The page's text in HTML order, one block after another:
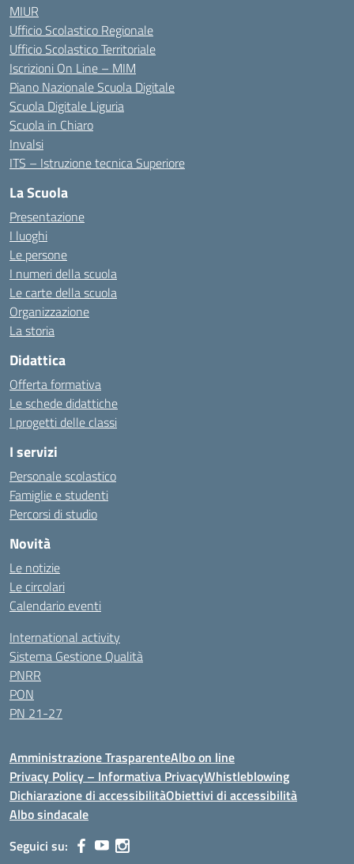
MIUR
Ufficio Scolastico Regionale
Ufficio Scolastico Territoriale
Iscrizioni On Line – MIM
Piano Nazionale Scuola Digitale
Scuola Digitale Liguria
Scuola in Chiaro
Invalsi
ITS – Istruzione tecnica Superiore
La Scuola
Presentazione
I luoghi
Le persone
I numeri della scuola
Le carte della scuola
Organizzazione
La storia
Didattica
Offerta formativa
Le schede didattiche
I progetti delle classi
I servizi
Personale scolastico
Famiglie e studenti
Percorsi di studio
Novità
Le notizie
Le circolari
Calendario eventi
International activity
Sistema Gestione Qualità
PNRR
PON
PN 21-27
Amministrazione TrasparenteAlbo on line
Privacy Policy – Informativa PrivacyWhistleblowing
Dichiarazione di accessibilitàObiettivi di accessibilità
Albo sindacale
Seguici su: